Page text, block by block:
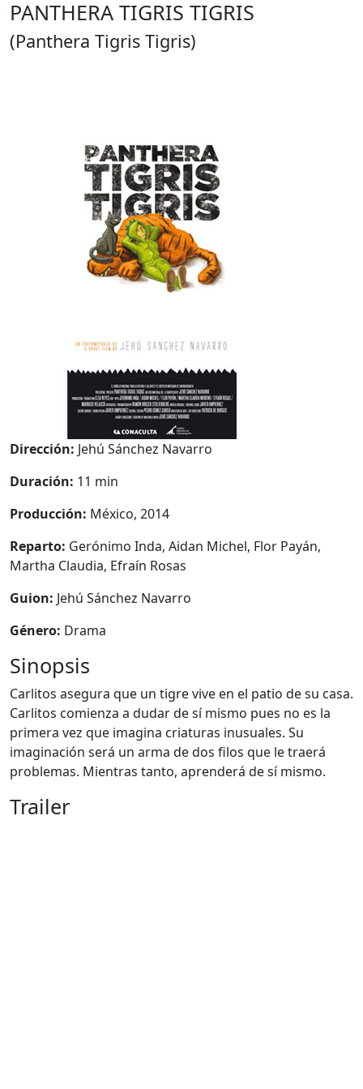
PANTHERA TIGRIS TIGRIS
(Panthera Tigris Tigris)
Dirección: Jehú Sánchez Navarro
Duración: 11 min
Producción: México, 2014
Reparto: Gerónimo Inda, Aidan Michel, Flor Payán,
Martha Claudia, Efraín Rosas
Guion: Jehú Sánchez Navarro
Género: Drama
Sinopsis
Carlitos asegura que un tigre vive en el patio de su casa.
Carlitos comienza a dudar de sí mismo pues no es la
primera vez que imagina criaturas inusuales. Su
imaginación será un arma de dos filos que le traerá
problemas. Mientras tanto, aprenderá de sí mismo.
Trailer